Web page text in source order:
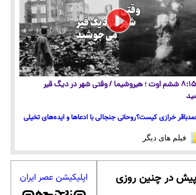
ساعت ۸:۱۵ ششم اوت ؛ هیروشیما / وقتی شهر در دیگ قیر
خرازی کیست؟روحانی جنجالی با ادعاها و ایده‌های تخیلی
فیلم های دیگر
اپلیکیشن عصر ایران